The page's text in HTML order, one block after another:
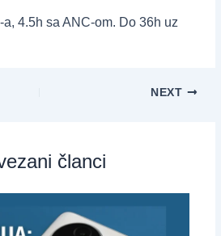
4.5h sa ANC-om. Do 36h uz
NEXT
članci